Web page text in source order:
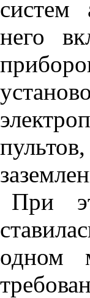
систем
него
При
одном